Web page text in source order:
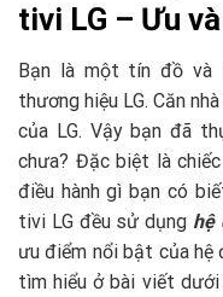
tivi LG – Ưu
Bạn là một tín đồ và
thương hiệu LG. Căn
của LG. Vậy bạn đã
chưa? Đặc biệt là
điều hành gì bạn có
tivi LG đều sử dụng hệ
ưu điểm nổi bật của hệ
tìm hiểu ở bài viết